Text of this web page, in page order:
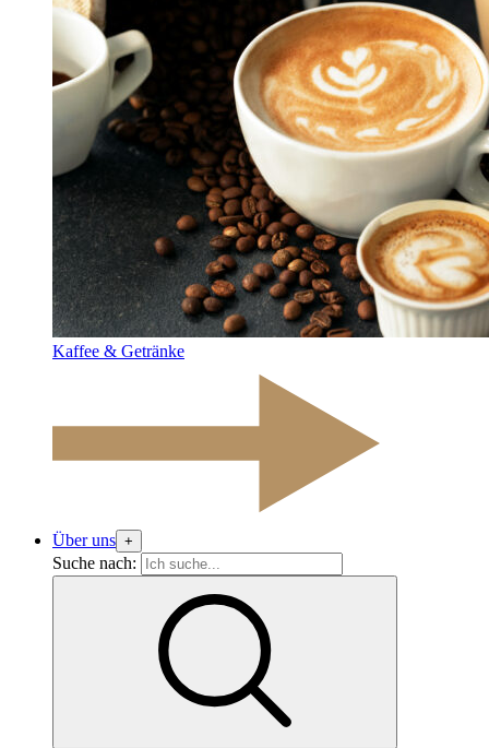
Kaffee & Getränke
Über uns +
Suche nach: